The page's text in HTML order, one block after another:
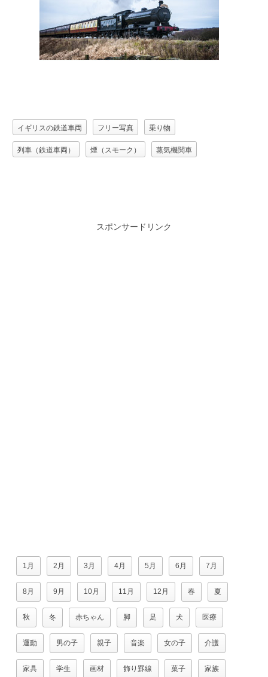
イギリスの鉄道車両 フリー写真 乗り物
列車（鉄道車両） 煙（スモーク） 蒸気機関車
スポンサードリンク
1月 2月 3月 4月 5月 6月 7月
8月 9月 10月 11月 12月 春 夏
秋 冬 赤ちゃん 脚 足 犬 医療
運動 男の子 親子 音楽 女の子 介護
家具 学生 画材 飾り罫線 菓子 家族